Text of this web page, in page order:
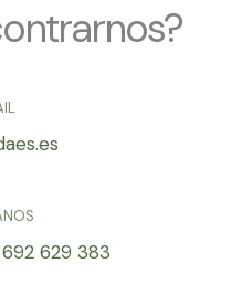
629 383